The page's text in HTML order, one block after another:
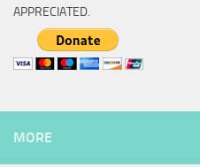
APPRECIATED.
MORE